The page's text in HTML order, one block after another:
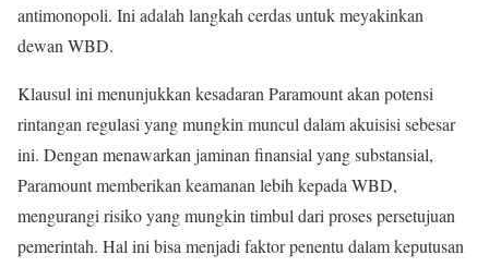
antimonopoli. Ini adalah langkah cerdas untuk meyakinkan
dewan WBD.
Klausul ini menunjukkan kesadaran Paramount akan potensi
rintangan regulasi yang mungkin muncul dalam akuisisi sebesar
ini. Dengan menawarkan jaminan finansial yang substansial,
Paramount memberikan keamanan lebih kepada WBD,
mengurangi risiko yang mungkin timbul dari proses persetujuan
pemerintah. Hal ini bisa menjadi faktor penentu dalam keputusan